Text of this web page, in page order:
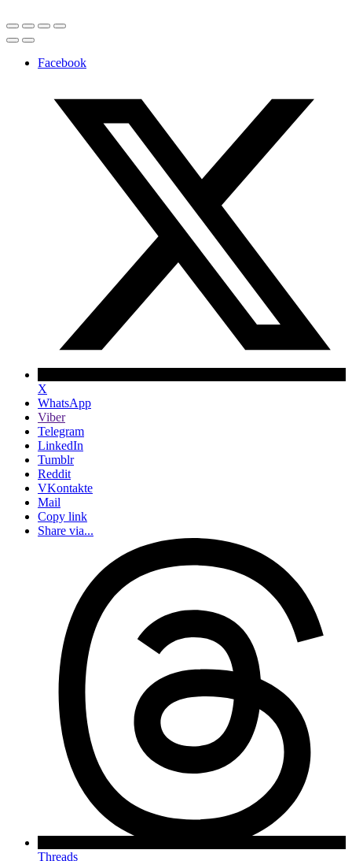
Facebook
X
WhatsApp
Viber
Telegram
LinkedIn
Tumblr
Reddit
VKontakte
Mail
Copy link
Share via...
Threads